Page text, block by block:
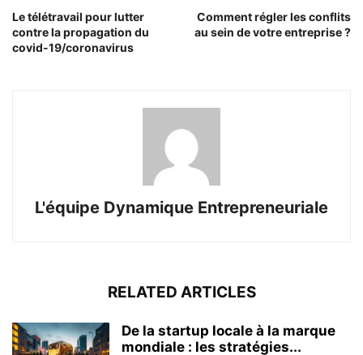
Le télétravail pour lutter
contre la propagation du
covid-19/coronavirus
Comment régler les conflits
au sein de votre entreprise ?
L'équipe Dynamique Entrepreneuriale
RELATED ARTICLES
De la startup locale à la marque
mondiale : les stratégies...